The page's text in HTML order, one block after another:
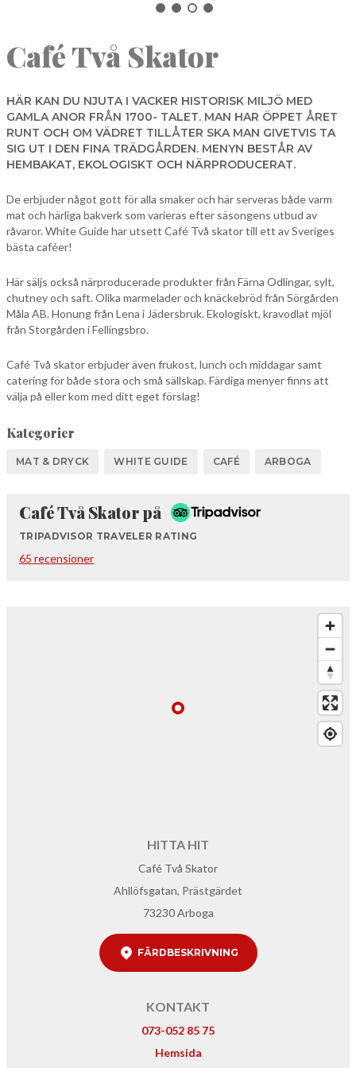
SALA
SKINNSKATTEBERG
SURAHAMMAR
VÄSTERÅS
Sök
Café Två Skator
HÄR KAN DU NJUTA I VACKER HISTORISK MILJÖ MED
GAMLA ANOR FRÅN 1700- TALET. MAN HAR ÖPPET ÅRET
RUNT OCH OM VÄDRET TILLÅTER SKA MAN GIVETVIS TA
SIG UT I DEN FINA TRÄDGÅRDEN. MENYN BESTÅR AV
HEMBAKAT, EKOLOGISKT OCH NÄRPRODUCERAT.
De erbjuder något gott för alla smaker och här serveras både varm
mat och härliga bakverk som varieras efter säsongens utbud av
råvaror. White Guide har utsett Café Två skator till ett av Sveriges
bästa caféer!
Här säljs också närproducerade produkter från Färna Odlingar, sylt,
chutney och saft. Olika marmelader och knäckebröd från Sörgården
Måla AB. Honung från Lena i Jädersbruk. Ekologiskt, kravodlat mjöl
från Storgården i Fellingsbro.
Café Två skator erbjuder även frukost, lunch och middagar samt
catering för både stora och små sällskap. Färdiga menyer finns att
välja på eller kom med ditt eget förslag!
Kategorier
MAT & DRYCK WHITE GUIDE CAFÉ ARBOGA
Café Två Skator på Tripadvisor
TRIPADVISOR TRAVELER RATING
65 recensioner
HITTA HIT
Café Två Skator
Ahllöfsgatan, Prästgärdet
73230 Arboga
FÄRDBESKRIVNING
KONTAKT
073-052 85 75
Hemsida